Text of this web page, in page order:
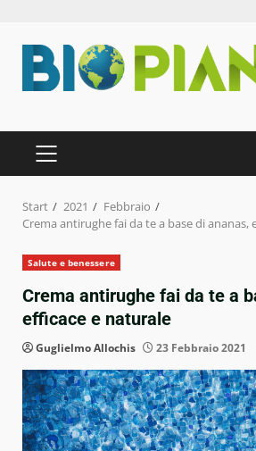
Inhalt
springen
PRIMÄRES
MENÜ
Start 2021
Febbraio
Crema antirughe fai da te a base di ananas,
Salute e benessere
Crema antirughe fai da te a
efficace e naturale
Guglielmo Allochis 23 Febbraio 2021